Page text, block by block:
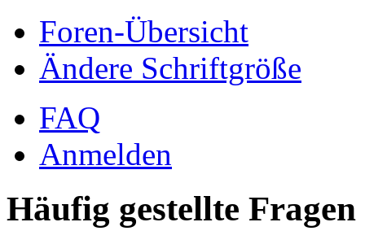
Foren-Übersicht
Ändere Schriftgröße
FAQ
Anmelden
Häufig gestellte Fragen